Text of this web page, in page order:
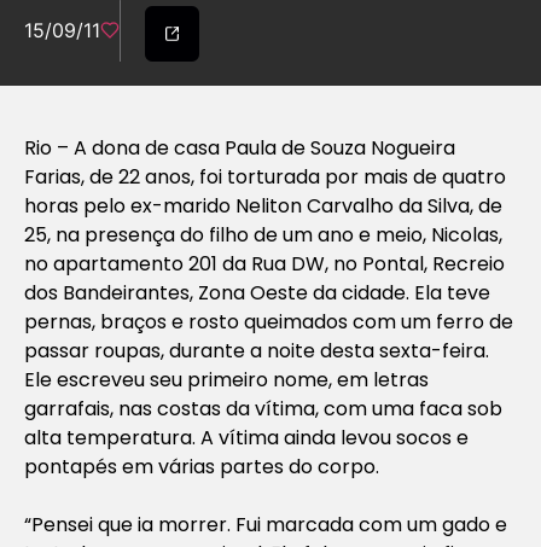
15/09/11
Rio – A dona de casa Paula de Souza Nogueira
Farias, de 22 anos, foi torturada por mais de quatro
horas pelo ex-marido Neliton Carvalho da Silva, de
25, na presença do filho de um ano e meio, Nicolas,
no apartamento 201 da Rua DW, no Pontal, Recreio
dos Bandeirantes, Zona Oeste da cidade. Ela teve
pernas, braços e rosto queimados com um ferro de
passar roupas, durante a noite desta sexta-feira.
Ele escreveu seu primeiro nome, em letras
garrafais, nas costas da vítima, com uma faca sob
alta temperatura. A vítima ainda levou socos e
pontapés em várias partes do corpo.
“Pensei que ia morrer. Fui marcada com um gado e